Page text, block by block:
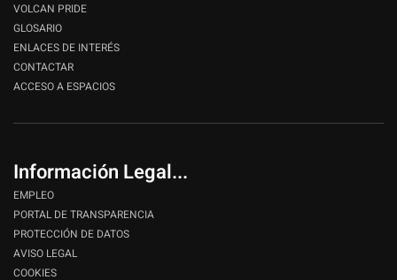
VOLCAN PRIDE
GLOSARIO
ENLACES DE INTERÉS
CONTACTAR
ACCESO A ESPACIOS
Información Legal...
EMPLEO
PORTAL DE TRANSPARENCIA
PROTECCIÓN DE DATOS
AVISO LEGAL
COOKIES